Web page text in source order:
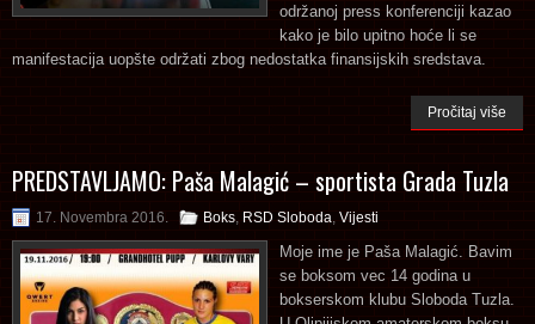
održanoj press konferenciji kazao
kako je bilo upitno hoće li se
manifestacija uopšte održati zbog nedostatka finansijskih sredstava.
Pročitaj više
PREDSTAVLJAMO: Paša Malagić – sportista Grada Tuzla
17. Novembra 2016. Boks RSD Sloboda Vijesti
Moje ime je Paša Malagić. Bavim
se boksom vec 14 godina u
bokserskom klubu Sloboda Tuzla.